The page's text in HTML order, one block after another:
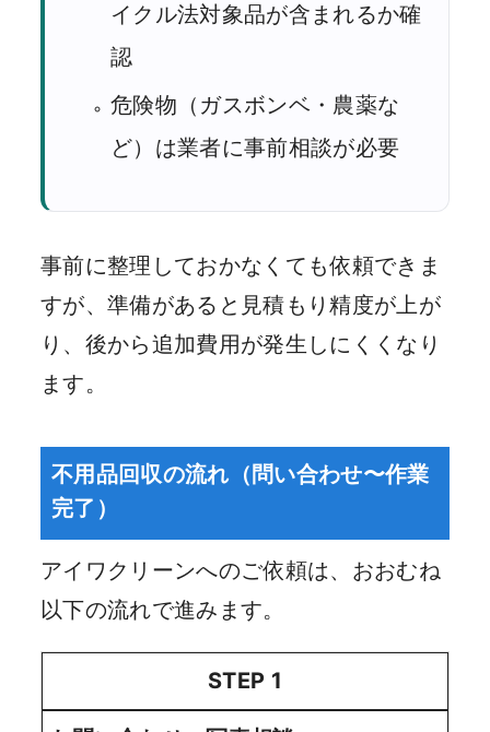
イクル法対象品が含まれるか確
認
危険物（ガスボンベ・農薬な
ど）は業者に事前相談が必要
事前に整理しておかなくても依頼できま
すが、準備があると見積もり精度が上が
り、後から追加費用が発生しにくくなり
ます。
不用品回収の流れ（問い合わせ〜作業
完了）
アイワクリーンへのご依頼は、おおむね
以下の流れで進みます。
STEP 1